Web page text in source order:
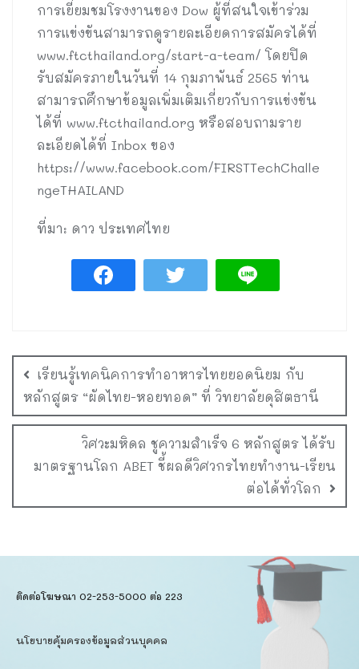
การเยี่ยมชมโรงงานของ Dow ผู้ที่สนใจเข้าร่วม
การแข่งขันสามารถดูรายละเอียดการสมัครได้ที่
www.ftcthailand.org/start-a-team/ โดยปิด
รับสมัครภายในวันที่ 14 กุมภาพันธ์ 2565 ท่าน
สามารถศึกษาข้อมูลเพิ่มเติมเกี่ยวกับการแข่งขัน
ได้ที่ www.ftcthailand.org หรือสอบถามราย
ละเอียดได้ที่ Inbox ของ
https://www.facebook.com/FIRSTTechChalle
ngeTHAILAND
ที่มา: ดาว ประเทศไทย
เรียนรู้เทคนิคการทำอาหารไทยยอดนิยม กับ
หลักสูตร “ผัดไทย-หอยทอด” ที่ วิทยาลัยดุสิตธานี
วิศวะมหิดล ชูความสำเร็จ 6 หลักสูตร ได้รับ
มาตรฐานโลก ABET ชี้ผลดีวิศวกรไทยทำงาน-เรียน
ต่อได้ทั่วโลก
ติดต่อโฆษณา 02-253-5000​ ต่อ 223
นโยบายคุ้มครองข้อมูลส่วนบุคคล​